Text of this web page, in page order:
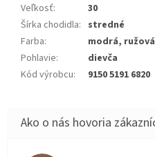
Veľkosť:
30
Šírka chodidla: stredné
Farba:
modrá, ružová
Pohlavie:
dievča
Kód výrobcu: 9150 5191 6820